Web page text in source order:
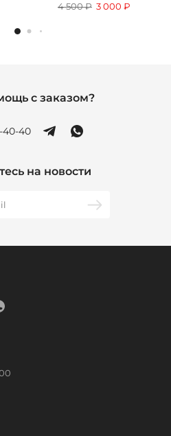
4 500 ₽ 3 000 ₽
с заказом?
40-40
на новости